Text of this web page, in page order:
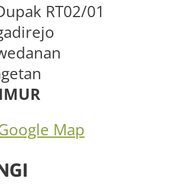
RT02/01
Map